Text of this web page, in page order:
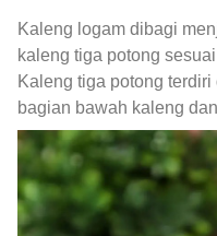
Kaleng logam dibagi
kaleng tiga potong
Kaleng tiga potong
bagian bawah kaleng